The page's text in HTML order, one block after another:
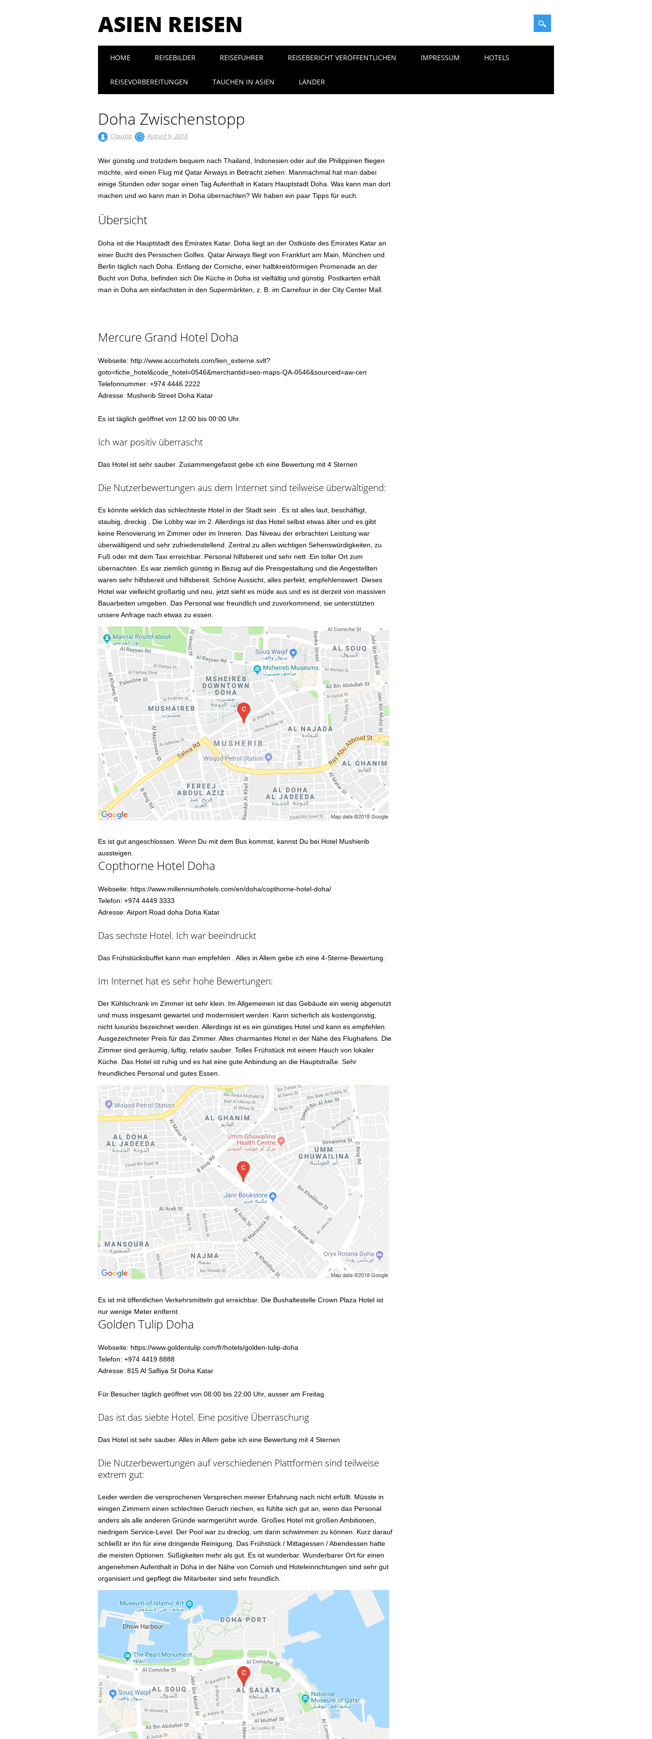
ASIEN REISEN
Main menu
HOME REISEBILDER REISEFÜHRER REISEBERICHT VERÖFFENTLICHEN IMPRESSUM HOTELS
REISEVORBEREITUNGEN TAUCHEN IN ASIEN LÄNDER
Doha Zwischenstopp
Claudia August 9, 2018
Wer günstig und trotzdem bequem nach Thailand, Indonesien oder auf die Philippinen fliegen
möchte, wird einen Flug mit Qatar Airways in Betracht ziehen. Manmachmal hat man dabei
einige Stunden oder sogar einen Tag Aufenthalt in Katars Hauptstadt Doha. Was kann man dort
machen und wo kann man in Doha übernachten? Wir haben ein paar Tipps für euch:
Übersicht
Doha ist die Hauptstadt des Emirates Katar. Doha liegt an der Ostküste des Emirates Katar an
einer Bucht des Persischen Golfes. Qatar Airways fliegt von Frankfurt am Main, München und
Berlin täglich nach Doha. Entlang der Corniche, einer halbkreisförmigen Promenade an der
Bucht von Doha, befinden sich Die Küche in Doha ist vielfältig und günstig. Postkarten erhält
man in Doha am einfachsten in den Supermärkten, z. B. im Carrefour in der City Center Mall.
Mercure Grand Hotel Doha
Webseite: http://www.accorhotels.com/lien_externe.svlt?
goto=fiche_hotel&code_hotel=0546&merchantid=seo-maps-QA-0546&sourceid=aw-cen
Telefonnummer: +974 4446 2222
Adresse: Musherib Street Doha Katar
Es ist täglich geöffnet von 12:00 bis 00:00 Uhr.
Ich war positiv überrascht
Das Hotel ist sehr sauber. Zusammengefasst gebe ich eine Bewertung mit 4 Sternen
Die Nutzerbewertungen aus dem Internet sind teilweise überwältigend:
Es könnte wirklich das schlechteste Hotel in der Stadt sein . Es ist alles laut, beschäftigt,
staubig, dreckig . Die Lobby war im 2. Allerdings ist das Hotel selbst etwas älter und es gibt
keine Renovierung im Zimmer oder im Inneren. Das Niveau der erbrachten Leistung war
überwältigend und sehr zufriedenstellend. Zentral zu allen wichtigen Sehenswürdigkeiten, zu
Fuß oder mit dem Taxi erreichbar. Personal hilfsbereit und sehr nett. Ein toller Ort zum
übernachten. Es war ziemlich günstig in Bezug auf die Preisgestaltung und die Angestellten
waren sehr hilfsbereit und hilfsbereit. Schöne Aussicht, alles perfekt, empfehlenswert. Dieses
Hotel war vielleicht großartig und neu, jetzt sieht es müde aus und es ist derzeit von massiven
Bauarbeiten umgeben. Das Personal war freundlich und zuvorkommend, sie unterstützten
unsere Anfrage nach etwas zu essen.
Es ist gut angeschlossen. Wenn Du mit dem Bus kommst, kannst Du bei Hotel Mushierib
aussteigen.
Copthorne Hotel Doha
Webseite: https://www.millenniumhotels.com/en/doha/copthorne-hotel-doha/
Telefon: +974 4449 3333
Adresse: Airport Road doha Doha Katar
Das sechste Hotel. Ich war beeindruckt
Das Frühstücksbuffet kann man empfehlen . Alles in Allem gebe ich eine 4-Sterne-Bewertung.
Im Internet hat es sehr hohe Bewertungen:
Der Kühlschrank im Zimmer ist sehr klein. Im Allgemeinen ist das Gebäude ein wenig abgenutzt
und muss insgesamt gewartet und modernisiert werden. Kann sicherlich als kostengünstig,
nicht luxuriös bezeichnet werden. Allerdings ist es ein günstiges Hotel und kann es empfehlen.
Ausgezeichneter Preis für das Zimmer. Altes charmantes Hotel in der Nähe des Flughafens. Die
Zimmer sind geräumig, luftig, relativ sauber. Tolles Frühstück mit einem Hauch von lokaler
Küche. Das Hotel ist ruhig und es hat eine gute Anbindung an die Hauptstraße. Sehr
freundliches Personal und gutes Essen.
Es ist mit öffentlichen Verkehrsmitteln gut erreichbar. Die Bushaltestelle Crown Plaza Hotel ist
nur wenige Meter entfernt.
Golden Tulip Doha
Webseite: https://www.goldentulip.com/fr/hotels/golden-tulip-doha
Telefon: +974 4419 8888
Adresse: 815 Al Safliya St Doha Katar
Für Besucher täglich geöffnet von 08:00 bis 22:00 Uhr, ausser am Freitag.
Das ist das siebte Hotel. Eine positive Überraschung
Das Hotel ist sehr sauber. Alles in Allem gebe ich eine Bewertung mit 4 Sternen
Die Nutzerbewertungen auf verschiedenen Plattformen sind teilweise
extrem gut:
Leider werden die versprochenen Versprechen meiner Erfahrung nach nicht erfüllt. Müsste in
einigen Zimmern einen schlechten Geruch riechen, es fühlte sich gut an, wenn das Personal
anders als alle anderen Gründe warmgerührt wurde. Großes Hotel mit großen Ambitionen,
niedrigem Service-Level. Der Pool war zu dreckig, um darin schwimmen zu können. Kurz darauf
schließt er ihn für eine dringende Reinigung. Das Frühstück / Mittagessen / Abendessen hatte
die meisten Optionen. Süßigkeiten mehr als gut. Es ist wunderbar. Wunderbarer Ort für einen
angenehmen Aufenthalt in Doha in der Nähe von Cornish und Hoteleinrichtungen sind sehr gut
organisiert und gepflegt die Mitarbeiter sind sehr freundlich.